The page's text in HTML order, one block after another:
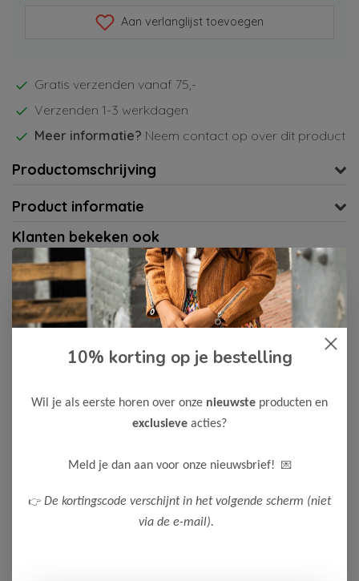
Aan verlanglijst toevoegen
Gratis verzenden vanaf 75,-
Verzenden 1-3 werkdagen
Meer informatie? Neem contact op over dit product
Productomschrijving
Product informatie
Klanten bekeken ook
Dirkje Jongens Broek
-50%
Dirkje Jongens Short
10% korting op je bestelling
Wil je als eerste horen over onze nieuwste producten en
exclusieve acties?
Meld je dan aan voor onze nieuwsbrief! 💌
👉 De kortingscode verschijnt in het volgende scherm (niet
via de e-mail).